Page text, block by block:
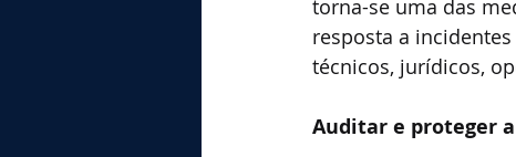
torna-se uma das
resposta a
técnicos, jurídicos,
Auditar e proteger